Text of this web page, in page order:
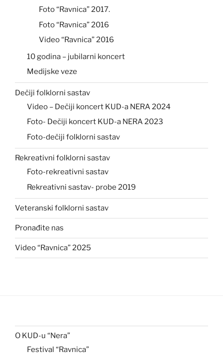
Foto “Ravnica” 2017.
Foto “Ravnica” 2016
Video “Ravnica” 2016
10 godina – jubilarni koncert
Medijske veze
Dečiji folklorni sastav
Video – Dečiji koncert KUD-a NERA 2024
Foto- Dečiji koncert KUD-a NERA 2023
Foto-dečiji folklorni sastav
Rekreativni folklorni sastav
Foto-rekreativni sastav
Rekreativni sastav- probe 2019
Veteranski folklorni sastav
Pronađite nas
Video “Ravnica” 2025
O KUD-u “Nera”
Festival “Ravnica”